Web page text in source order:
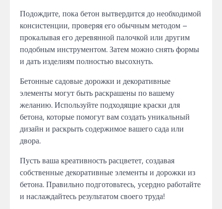
Подождите, пока бетон вытвердится до необходимой
консистенции, проверяя его обычным методом –
прокалывая его деревянной палочкой или другим
подобным инструментом. Затем можно снять формы
и дать изделиям полностью высохнуть.
Бетонные садовые дорожки и декоративные
элементы могут быть раскрашены по вашему
желанию. Используйте подходящие краски для
бетона, которые помогут вам создать уникальный
дизайн и раскрыть содержимое вашего сада или
двора.
Пусть ваша креативность расцветет, создавая
собственные декоративные элементы и дорожки из
бетона. Правильно подготовьтесь, усердно работайте
и наслаждайтесь результатом своего труда!